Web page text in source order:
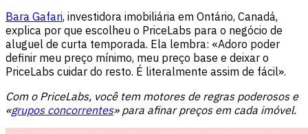
Bara Gafari, investidora imobiliária em Ontário, Canadá,
explica por que escolheu o PriceLabs para o negócio de
aluguel de curta temporada. Ela lembra: «Adoro poder
definir meu preço mínimo, meu preço base e deixar o
PriceLabs cuidar do resto. É literalmente assim de fácil».
Com o PriceLabs, você tem motores de regras poderosos e
«grupos concorrentes» para afinar preços em cada imóvel.